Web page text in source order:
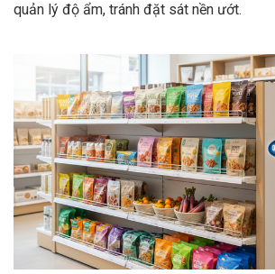
quản lý độ ẩm, tránh đặt sát nền ướt.